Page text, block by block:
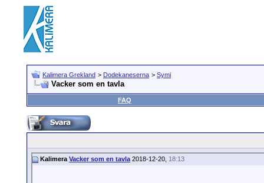
Kalimera Grekland > Dodekaneserna > Symi
Vacker som en tavla
FAQ
Kalimera Vacker som en tavla 2018-12-20, 18:13